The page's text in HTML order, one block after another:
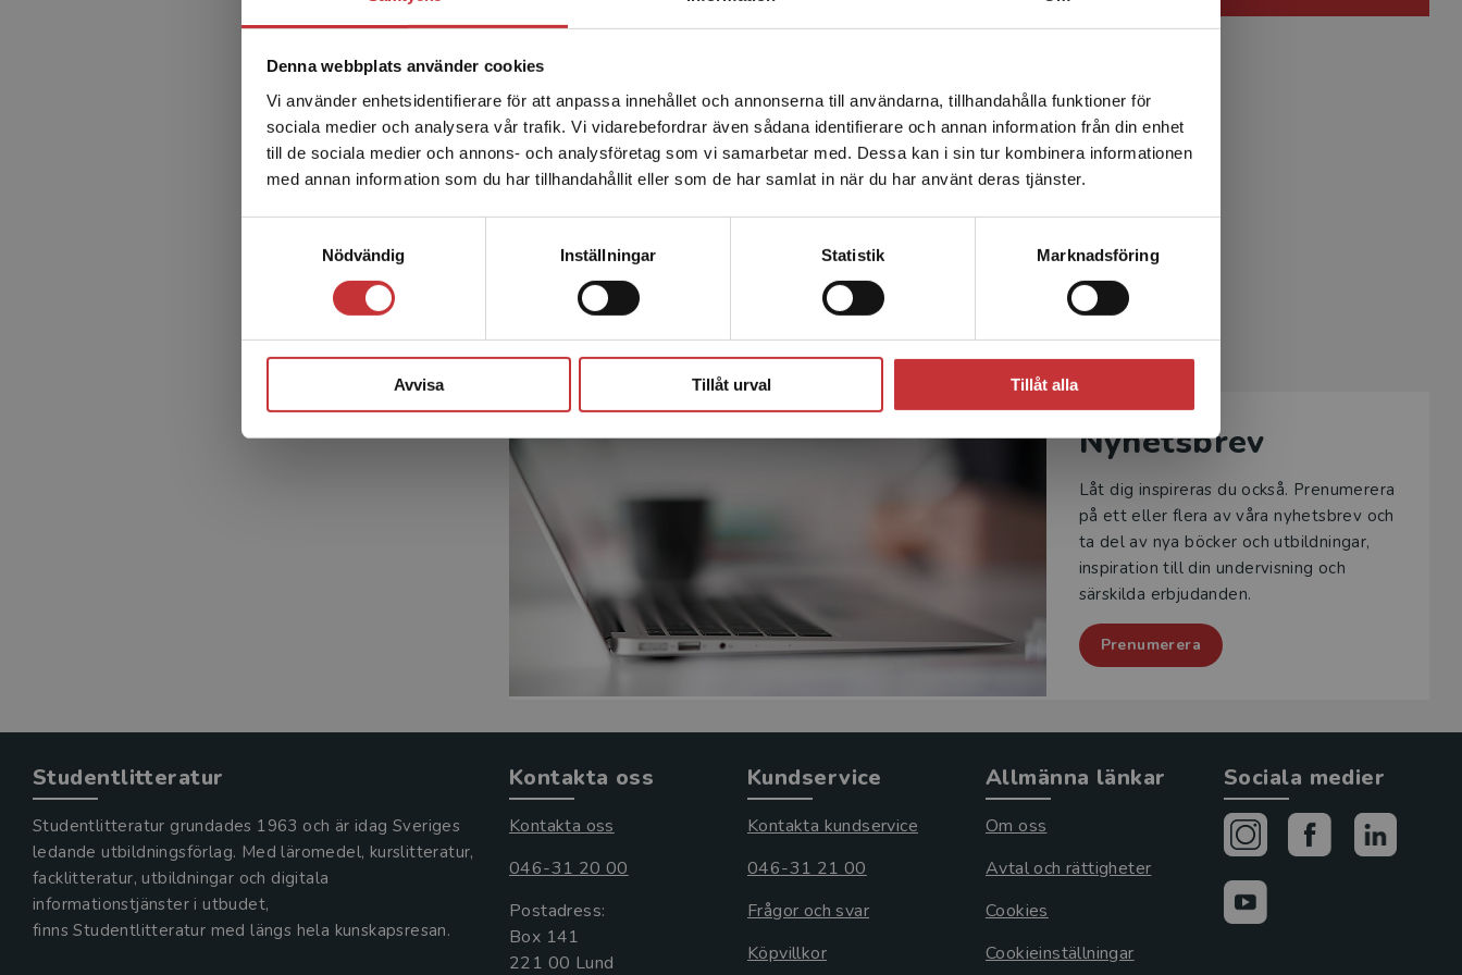
Denna webbplats använder cookies
Vi använder enhetsidentifierare för att anpassa innehållet och annonserna till användarna, tillhandahålla funktioner för
sociala medier och analysera vår trafik. Vi vidarebefordrar även sådana identifierare och annan information från din enhet
till de sociala medier och annons- och analysföretag som vi samarbetar med. Dessa kan i sin tur kombinera informationen
med annan information som du har tillhandahållit eller som de har samlat in när du har använt deras tjänster.
Nödvändig
Inställningar Statistik Marknadsföring
Avvisa Tillåt urval Tillåt alla
Det verkar som att du besöker studentlitteratur.se via en
enhet utanför Sverige. Vi erbjuder inte leveranser utanför
Sverige. För att kunna slutföra ett köp måste
leveransadressen vara i Sverige.Läs mer
Nyhetsbrev
Låt dig inspireras du också. Prenumerera
på ett eller flera av våra nyhetsbrev och
ta del av nya böcker och utbildningar,
inspiration till din undervisning och
särskilda erbjudanden.
Prenumerera
Studentlitteratur
Studentlitteratur grundades 1963 och är idag Sveriges
ledande utbildningsförlag. Med läromedel, kurslitteratur,
facklitteratur, utbildningar och digitala
informationstjänster i utbudet,
finns Studentlitteratur med längs hela kunskapsresan.
Kontakta oss
Kontakta oss
046-31 20 00
Postadress:
Box 141
221 00 Lund
Kundservice
Kontakta kundservice
046-31 21 00
Frågor och svar
Köpvillkor
Allmänna länkar
Om oss
Avtal och rättigheter
Cookies
Cookieinställningar
Sociala medier